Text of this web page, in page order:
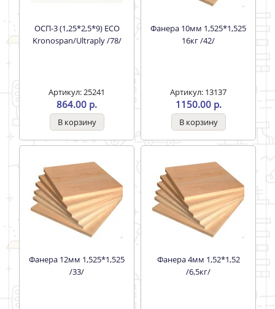
ОСП-3 (1,25*2,5*9) ECO
Kronospan/Ultraply /78/
Артикул: 25241
864.00 р.
Фанера 10мм 1,525*1,525
16кг /42/
Артикул: 13137
1150.00 р.
Фанера 12мм 1,525*1,525
/33/
Фанера 4мм 1,52*1,52
/6,5кг/